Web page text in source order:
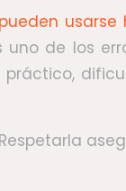
usarse
de los